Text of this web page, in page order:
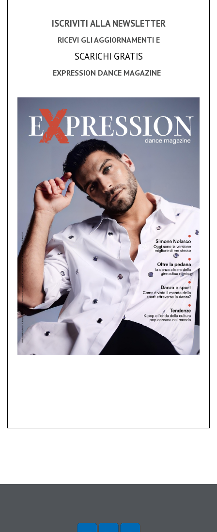
ISCRIVITI ALLA NEWSLETTER
RICEVI GLI AGGIORNAMENTI E
SCARICHI GRATIS
EXPRESSION DANCE MAGAZINE